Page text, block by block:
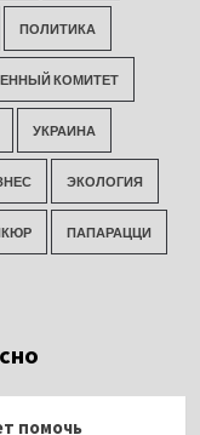
ПОЛИТИКА
КОМИТЕТ
УКРАИНА
ЭКОЛОГИЯ
ПАПАРАЦЦИ
помочь